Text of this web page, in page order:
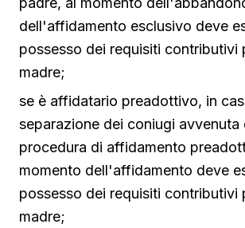
dell'affidamento esclusivo deve
possesso dei requisiti contributivi
madre;
se è affidatario preadottivo, in
separazione dei coniugi avvenuta
procedura di affidamento
momento dell'affidamento deve
possesso dei requisiti contributivi
madre;